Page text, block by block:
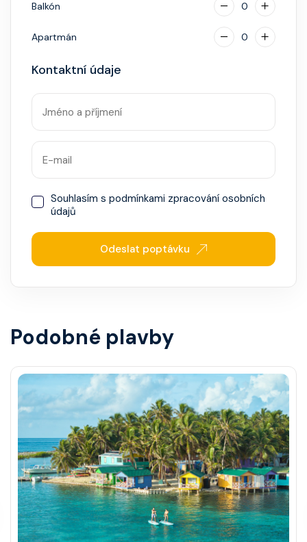
Balkón 0
Apartmán 0
Kontaktní údaje
Souhlasím s podmínkami zpracování osobních
údajů
Odeslat poptávku
Podobné plavby